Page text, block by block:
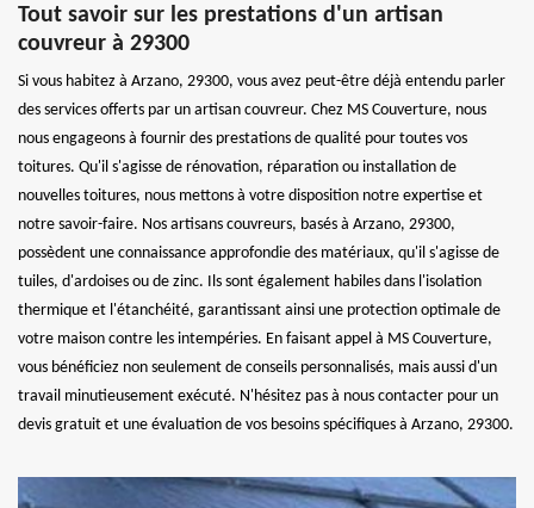
Tout savoir sur les prestations d'un artisan
couvreur à 29300
Si vous habitez à Arzano, 29300, vous avez peut-être déjà entendu parler
des services offerts par un artisan couvreur. Chez MS Couverture, nous
nous engageons à fournir des prestations de qualité pour toutes vos
toitures. Qu'il s'agisse de rénovation, réparation ou installation de
nouvelles toitures, nous mettons à votre disposition notre expertise et
notre savoir-faire. Nos artisans couvreurs, basés à Arzano, 29300,
possèdent une connaissance approfondie des matériaux, qu'il s'agisse de
tuiles, d'ardoises ou de zinc. Ils sont également habiles dans l'isolation
thermique et l'étanchéité, garantissant ainsi une protection optimale de
votre maison contre les intempéries. En faisant appel à MS Couverture,
vous bénéficiez non seulement de conseils personnalisés, mais aussi d'un
travail minutieusement exécuté. N'hésitez pas à nous contacter pour un
devis gratuit et une évaluation de vos besoins spécifiques à Arzano, 29300.